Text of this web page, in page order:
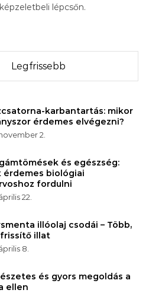
lépcsőn.
Legfrissebb
karbantartás: mikor
érdemes elvégezni?
2.
és egészség:
érdemes biológiai
fordulni
22.
illóolaj csodái – Több,
illat
8.
és gyors megoldás a
ellen